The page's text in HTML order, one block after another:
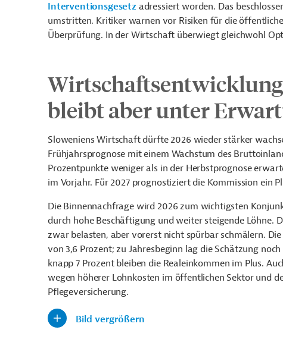
Interventionsgesetz adressiert worden. Das
umstritten. Kritiker warnen vor Risiken für die
Überprüfung. In der Wirtschaft überwiegt gleichwohl
bleibt aber unter
Sloweniens Wirtschaft dürfte 2026 wieder stärker
Frühjahrsprognose mit einem Wachstum des
Prozentpunkte weniger als in der Herbstprognose
im Vorjahr. Für 2027 prognostiziert die Kommission ein
Die Binnennachfrage wird 2026 zum wichtigsten
durch hohe Beschäftigung und weiter steigende Löhne.
zwar belasten, aber vorerst nicht spürbar schmälern.
von 3,6 Prozent; zu Jahresbeginn lag die Schätzung
knapp 7 Prozent bleiben die Realeinkommen im Plus.
wegen höherer Lohnkosten im öffentlichen Sektor und
Pflegeversicherung.
Bild vergrößern